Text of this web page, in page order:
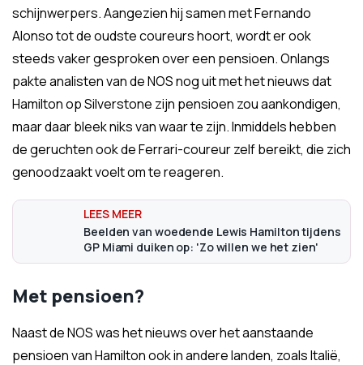
schijnwerpers. Aangezien hij samen met Fernando
Alonso tot de oudste coureurs hoort, wordt er ook
steeds vaker gesproken over een pensioen. Onlangs
pakte analisten van de NOS nog uit met het nieuws dat
Hamilton op Silverstone zijn pensioen zou aankondigen,
maar daar bleek niks van waar te zijn. Inmiddels hebben
de geruchten ook de Ferrari-coureur zelf bereikt, die zich
genoodzaakt voelt om te reageren.
Beelden van woedende Lewis Hamilton tijdens
GP Miami duiken op: 'Zo willen we het zien'
Met pensioen?
Naast de NOS was het nieuws over het aanstaande
pensioen van Hamilton ook in andere landen, zoals Italië,